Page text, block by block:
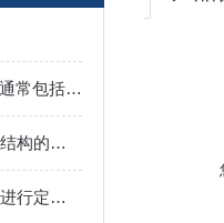
电加热旋转炉的安装指南通常包括以下几个关键步骤
谈谈64盘热风旋转炉各个结构的特点
64盘热风旋转炉也是需要进行定期保养的